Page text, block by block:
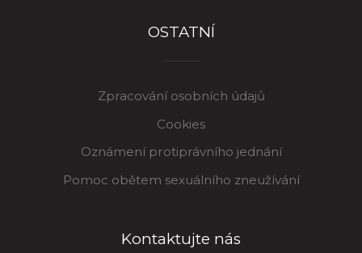
OSTATNÍ
Zpracování osobních údajů
Cookies
Oznámení protiprávního jednání
Pomoc obětem sexuálního zneužívání
Kontaktujte nás